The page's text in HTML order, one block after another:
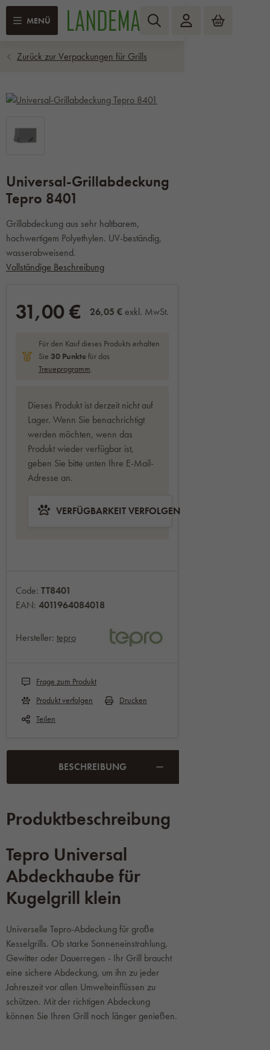
MENÜ
Universal-Grillabdeckung
Tepro 8401
Grillabdeckung aus sehr haltbarem,
hochwertigem Polyethylen. UV-beständig,
wasserabweisend.
Vollständige Beschreibung
31,00 € 26,05 € exkl. MwSt.
Für den Kauf dieses Produkts erhalten
Sie 30 Punktefür das
Treueprogramm.
Dieses Produkt ist derzeit nicht auf
Lager. Wenn Sie benachrichtigt
werden möchten, wenn das
Produkt wieder verfügbar ist,
geben Sie bitte unten Ihre E-Mail-
Adresse an.
VERFÜGBARKEIT VERFOLGEN
Code: TT8401
EAN: 4011964084018
Hersteller: tepro
Frage zum Produkt
Produkt verfolgen
Drucken
Teilen
BESCHREIBUNG
Produktbeschreibung
Tepro Universal
Abdeckhaube für
Kugelgrill klein
Universelle Tepro-Abdeckung für große
Kesselgrills. Ob starke Sonneneinstrahlung,
Gewitter oder Dauerregen - Ihr Grill braucht
eine sichere Abdeckung, um ihn zu jeder
Jahreszeit vor allen Umwelteinflüssen zu
schützen. Mit der richtigen Abdeckung
können Sie Ihren Grill noch länger genießen.